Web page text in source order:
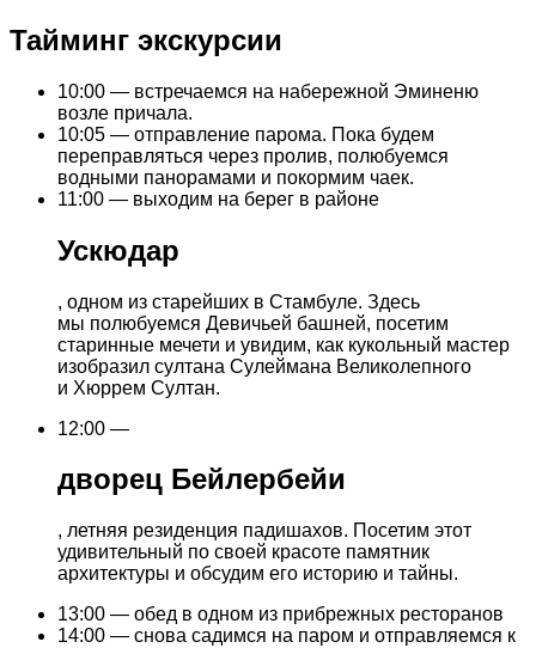
Тайминг экскурсии
10:00 — встречаемся на набережной Эминеню
возле причала.
10:05 — отправление парома. Пока будем
переправляться через пролив, полюбуемся
водными панорамами и покормим чаек.
11:00 — выходим на берег в районе
Ускюдар
, одном из старейших в Стамбуле. Здесь
мы полюбуемся Девичьей башней, посетим
старинные мечети и увидим, как кукольный мастер
изобразил султана Сулеймана Великолепного
и Хюррем Султан.
12:00 —
дворец Бейлербейи
, летняя резиденция падишахов. Посетим этот
удивительный по своей красоте памятник
архитектуры и обсудим его историю и тайны.
13:00 — обед в одном из прибрежных ресторанов
14:00 — снова садимся на паром и отправляемся к